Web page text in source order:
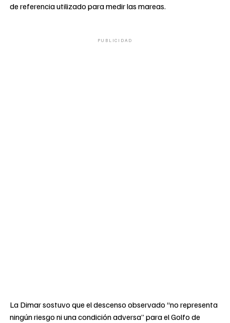
de referencia utilizado para medir las mareas.
PUBLICIDAD
La Dimar sostuvo que el descenso observado “no representa
ningún riesgo ni una condición adversa” para el Golfo de